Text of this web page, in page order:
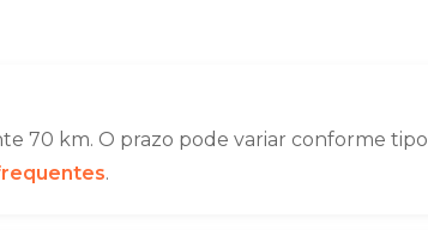
70 km. O prazo pode variar conforme
.